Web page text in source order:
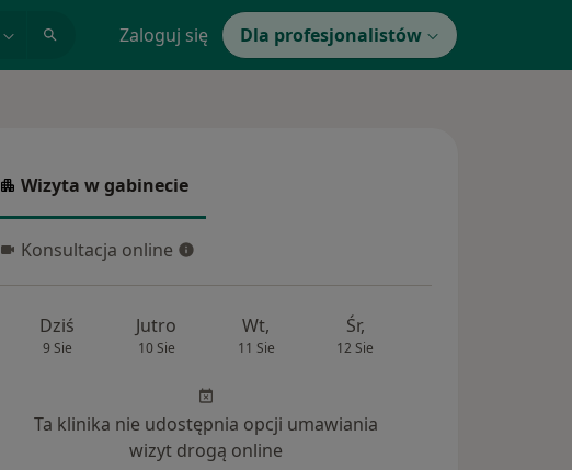
Zaloguj się Dla profesjonalistów
Wizyta w gabinecie
Wizyta w gabinecie
Konsultacja online
Konsultacja online
Dziś
9 Sie
Jutro
10 Sie
Wt,
11 Sie
Śr,
12 Sie
Ta klinika nie udostępnia opcji umawiania
wizyt drogą online